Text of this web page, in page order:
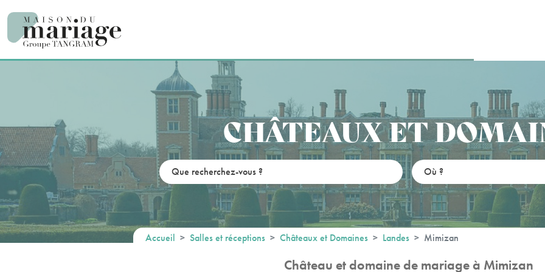
CHÂTEAUX ET
Accueil Salles et réceptions Châteaux et Domaines Landes Mimizan
Château et domaine de mariage à Mimizan